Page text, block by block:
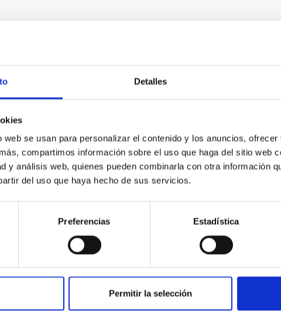
Detalles
web se usan para personalizar el contenido y los anuncios,
compartimos información sobre el uso que haga del sitio web
y análisis web, quienes pueden combinarla con otra información
del uso que haya hecho de sus servicios.
Preferencias Estadística
Permitir la selección
Cores in the Transition between Cloud and
we expect to see alignments between the magnetic field
that the orientation of cores and their angular momentum
CITAS
galaxies at 1.2 ≲ z ≲ 2.2: Age, Fe-, and